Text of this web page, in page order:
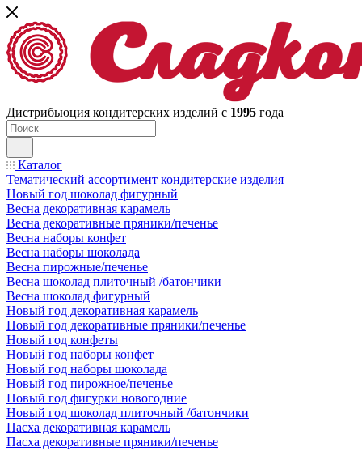
Дистрибьюция кондитерских изделий с 1995 года
Каталог
Тематический ассортимент кондитерские изделия
Новый год шоколад фигурный
Весна декоративная карамель
Весна декоративные пряники/печенье
Весна наборы конфет
Весна наборы шоколада
Весна пирожные/печенье
Весна шоколад плиточный /батончики
Весна шоколад фигурный
Новый год декоративная карамель
Новый год декоративные пряники/печенье
Новый год конфеты
Новый год наборы конфет
Новый год наборы шоколада
Новый год пирожное/печенье
Новый год фигурки новогодние
Новый год шоколад плиточный /батончики
Пасха декоративная карамель
Пасха декоративные пряники/печенье